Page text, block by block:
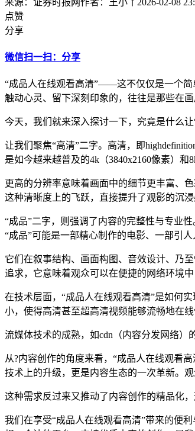
点赞
分享
微信扫一扫：分享
“成品人在线观看高清”——这不仅仅是一个简
触动心灵、留下深刻印象的，往往是那些在
今天，我们就来深入探讨一下，究竟是什么
让我们聚焦“高清”二字。高清，即
是如今越来越普及的4k（3840x2160像素）和
更高的分辨率意味着画面中的细节更丰富、
这种清晰度上的飞跃，直接提升了观影的沉
“成品”二字，则强调了内容的完整性与专业
“成品”可能是一部精心制作的电影、一部引
它们在叙事结构、画面构图、音效设计、乃
追求，它意味着观众可以在便捷的网络环境
在技术层面，“成品人在线观看高清”是如何
小，使得高清甚至超高清视频能够流畅地在
流媒体技术的成熟，如cdn（内容分发网络）
从?内容创作的角度来看，“成品人在线观看
技术上的升级，更是内容生态的一次革新。
这种需求反过来又推动了内容创作的精品化，
我们在享受“成品人在线观看高清”带来的便